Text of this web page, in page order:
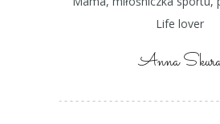
Life lover
Anna